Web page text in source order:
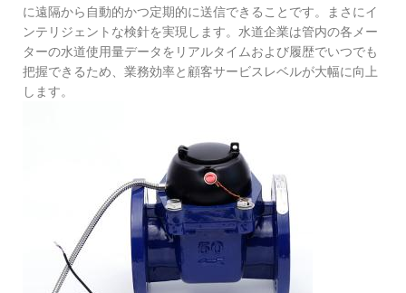
に遠隔から自動的かつ定期的に送信できることです。まさにイ
ンテリジェントな検針を実現します。水道企業は管内の各メー
ターの水道使用量データをリアルタイムおよび履歴でいつでも
把握できるため、業務効率と顧客サービスレベルが大幅に向上
します。